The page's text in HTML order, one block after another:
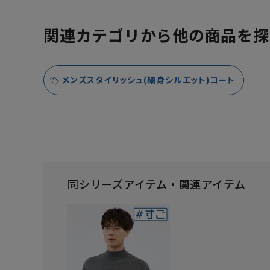
関連カテゴリから他の商品を
メンズスタイリッシュ(細身シルエット)コート
同シリーズアイテム・関連アイテム